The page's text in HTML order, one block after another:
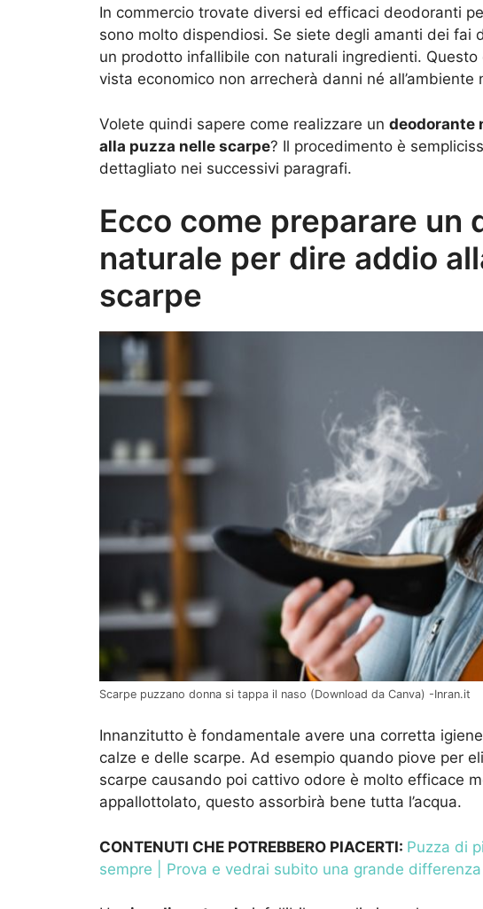
In commercio trovate diversi ed efficaci deodoranti
sono molto dispendiosi. Se siete degli amanti dei fai
un prodotto infallibile con naturali ingredienti.
vista economico non arrecherà danni né all’ambiente
Volete quindi sapere come realizzare un deodorante
alla puzza nelle scarpe? Il procedimento è
dettagliato nei successivi paragrafi.
Ecco come preparare un
naturale per dire addio
scarpe
Scarpe puzzano donna si tappa il naso (Download da Canva) -Inran.it
Innanzitutto è fondamentale avere una corretta
calze e delle scarpe. Ad esempio quando piove per
scarpe causando poi cattivo odore è molto efficace
appallottolato, questo assorbirà bene tutta l’acqua.
CONTENUTI CHE POTREBBERO PIACERTI: Puzza di
sempre | Prova e vedrai subito una grande differenza